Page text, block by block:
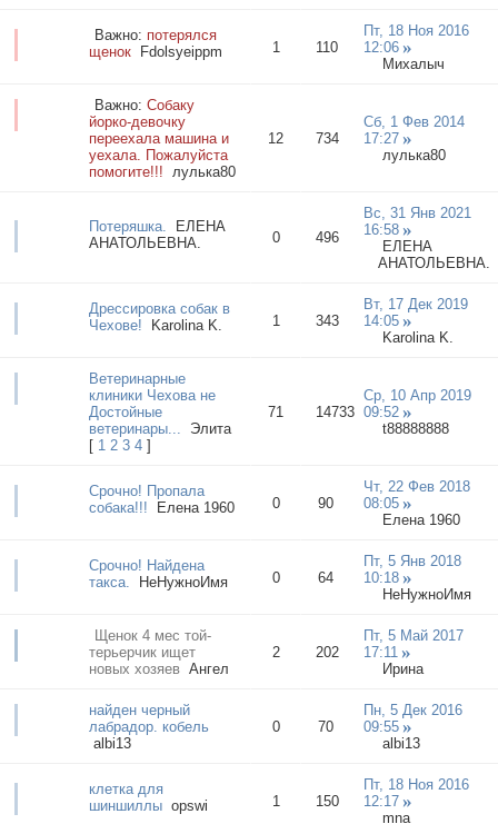
Важно: потерялся
щенок
Fdolsyeippm 1 110
Пт, 18 Ноя 2016
12:06
Михалыч
Важно: Cобаку
йорко-девочку
переехала машина и
уехала. Пожалуйста
помогите!!! лулькa80
12 734
Сб, 1 Фев 2014
17:27
лулька80
Потеряшка.
ЕЛЕНА
АНАТОЛЬЕВНА.
0 496
Вс, 31 Янв 2021
16:58
ЕЛЕНА
АНАТОЛЬЕВНА.
Дрессировка собак в
Чехове!
Karolina K. 1 343
Вт, 17 Дек 2019
14:05
Karolina K.
Ветеринарные
клиники Чехова не
Достойные
ветеринары...
Элита
[ 1 2 3 4 ]
71 14733
Ср, 10 Апр 2019
09:52
t88888888
Срочно! Пропала
собака!!!
Елена 1960 0 90
Чт, 22 Фев 2018
08:05
Елена 1960
Срочно! Найдена
такса.
НеНужноИмя 0 64
Пт, 5 Янв 2018
10:18
НеНужноИмя
Щенок 4 мес той-
терьерчик ищет
новых хозяев Ангел
2 202
Пт, 5 Май 2017
17:11
Иpинa
найден черный
лабрадор. кобель
albi13
0 70
Пн, 5 Дек 2016
09:55
albi13
клетка для
шиншиллы оpswi 1 150
Пт, 18 Ноя 2016
12:17
mna